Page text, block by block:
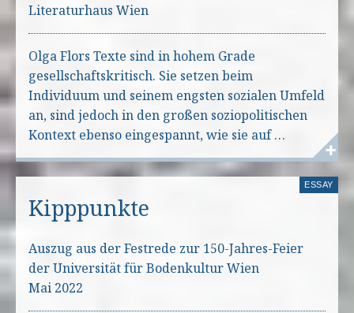
Literaturhaus Wien
Olga Flors Texte sind in hohem Grade
gesellschaftskritisch. Sie setzen beim
Individuum und seinem engsten sozialen Umfeld
an, sind jedoch in den großen soziopolitischen
Kontext ebenso eingespannt, wie sie auf …
ESSAY
Kipppunkte
Auszug aus der Festrede zur 150-Jahres-Feier
der Universität für Bodenkultur Wien
Mai 2022